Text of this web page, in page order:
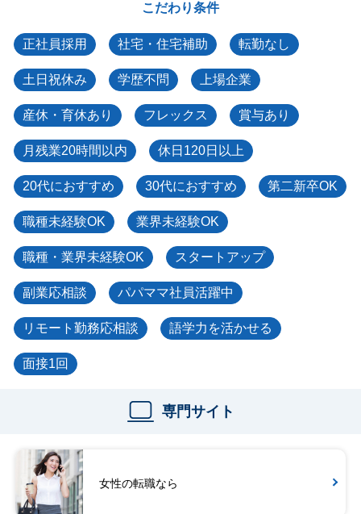
こだわり条件
正社員採用 社宅・住宅補助 転勤なし
土日祝休み 学歴不問 上場企業
産休・育休あり フレックス 賞与あり
月残業20時間以内 休日120日以上
20代におすすめ 30代におすすめ 第二新卒OK
職種未経験OK 業界未経験OK
職種・業界未経験OK スタートアップ
副業応相談 パパママ社員活躍中
リモート勤務応相談 語学力を活かせる
面接1回
専門サイト
女性の転職なら